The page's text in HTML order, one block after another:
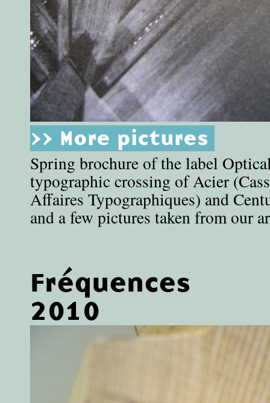
>> More pictures
Spring brochure of the label
typographic crossing of Acier
Affaires Typographiques) and
and a few pictures taken from our
Fréquences
2010